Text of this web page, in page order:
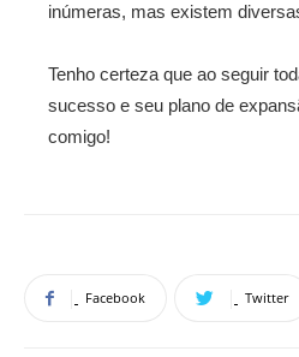
inúmeras, mas existem
Tenho certeza que ao seguir
sucesso e seu plano de
comigo!
Facebook Twitter